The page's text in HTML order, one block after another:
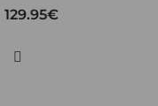
129.95€